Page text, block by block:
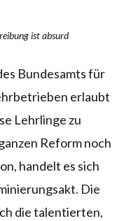
ist absurd
Bundesamts für
erlaubt
Lehrlinge zu
Reform noch
handelt es sich
Die
die talentierten,